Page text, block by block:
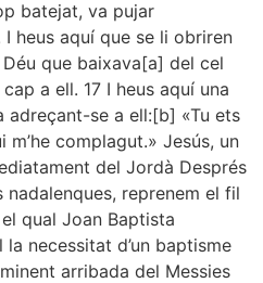
batejat, va pujar
I heus aquí que se li obriren
que baixava[a] del cel
a ell. 17 I heus aquí una
adreçant-se a ell:[b] «Tu ets
m’he complagut.» Jesús, un
del Jordà Després
reprenem el fil
qual Joan Baptista
necessitat d’un baptisme
arribada del Messies